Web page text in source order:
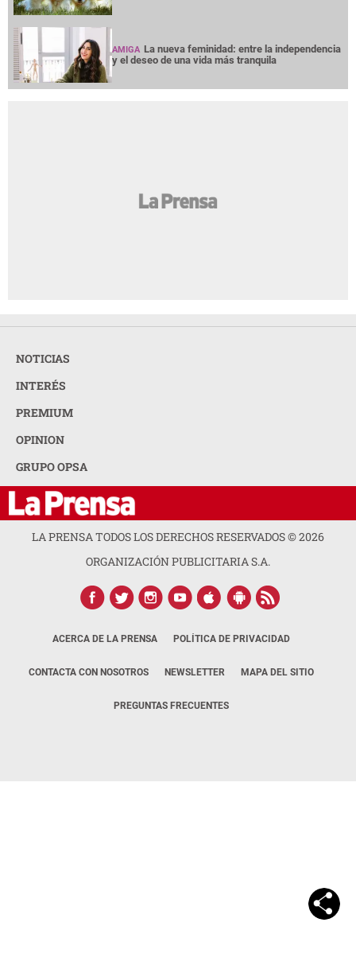
AMIGA La nueva feminidad: entre la independencia
y el deseo de una vida más tranquila
NOTICIAS
INTERÉS
PREMIUM
OPINION
GRUPO OPSA
LA PRENSA TODOS LOS DERECHOS RESERVADOS ©2026
ORGANIZACIÓN PUBLICITARIA S.A.
ACERCA DE LA PRENSA POLÍTICA DE PRIVACIDAD
CONTACTA CON NOSOTROS NEWSLETTER MAPA DEL SITIO
PREGUNTAS FRECUENTES